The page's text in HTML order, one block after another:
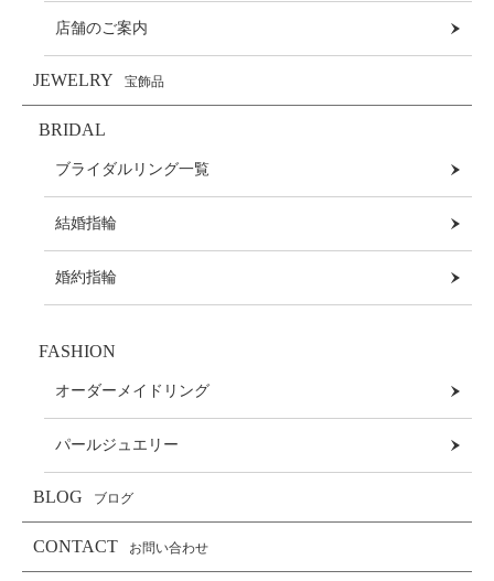
店舗のご案内
JEWELRY 宝飾品
BRIDAL
ブライダルリング一覧
結婚指輪
婚約指輪
FASHION
オーダーメイドリング
パールジュエリー
BLOG ブログ
CONTACT お問い合わせ